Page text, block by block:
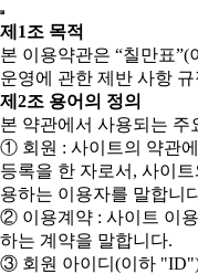
제1조 목적
본 이용약관은 “칠만표
운영에 관한 제반 사항
제2조 용어의 정의
본 약관에서 사용되는 주
① 회원 : 사이트의 약관
등록을 한 자로서, 사이
용하는 이용자를 말합니
② 이용계약 : 사이트 이
하는 계약을 말합니다.
③ 회원 아이디(이하